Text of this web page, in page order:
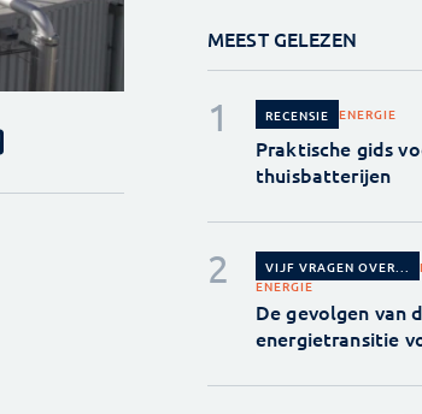
MEEST GELEZEN
RECENSIE ENERGIE
Praktische gids
thuisbatterijen
VIJF VRAGEN OVER...
ENERGIE
De gevolgen van
energietransitie